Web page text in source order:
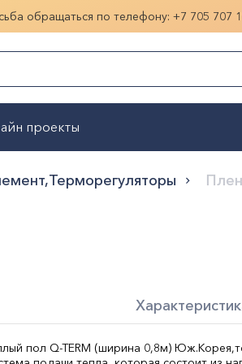
обращаться по телефону: +7 705 707
Показать больше
проекты
пол Q-TERM (ширина 0,8м)